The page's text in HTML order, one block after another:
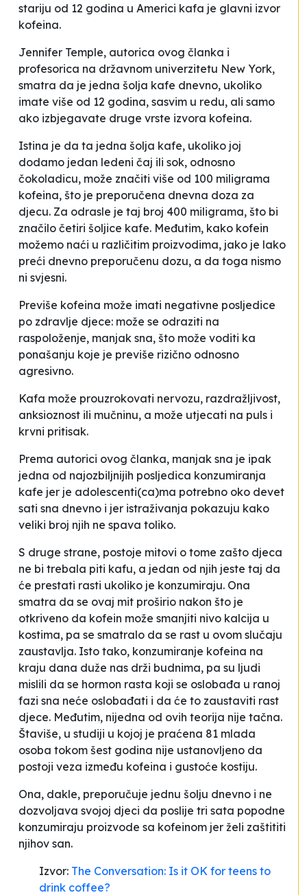
stariju od 12 godina u Americi kafa je glavni izvor
kofeina.
Jennifer Temple, autorica ovog članka i
profesorica na državnom univerzitetu New York,
smatra da je jedna šolja kafe dnevno, ukoliko
imate više od 12 godina, sasvim u redu, ali samo
ako izbjegavate druge vrste izvora kofeina.
Istina je da ta jedna šolja kafe, ukoliko joj
dodamo jedan ledeni čaj ili sok, odnosno
čokoladicu, može značiti više od 100 miligrama
kofeina, što je preporučena dnevna doza za
djecu. Za odrasle je taj broj 400 miligrama, što bi
značilo četiri šoljice kafe. Međutim, kako kofein
možemo naći u različitim proizvodima, jako je lako
preći dnevno preporučenu dozu, a da toga nismo
ni svjesni.
Previše kofeina može imati negativne posljedice
po zdravlje djece: može se odraziti na
raspoloženje, manjak sna, što može voditi ka
ponašanju koje je previše rizično odnosno
agresivno.
Kafa može prouzrokovati nervozu, razdražljivost,
anksioznost ili mučninu, a može utjecati na puls i
krvni pritisak.
Prema autorici ovog članka, manjak sna je ipak
jedna od najozbiljnijih posljedica konzumiranja
kafe jer je adolescenti(ca)ma potrebno oko devet
sati sna dnevno i jer istraživanja pokazuju kako
veliki broj njih ne spava toliko.
S druge strane, postoje mitovi o tome zašto djeca
ne bi trebala piti kafu, a jedan od njih jeste taj da
će prestati rasti ukoliko je konzumiraju. Ona
smatra da se ovaj mit proširio nakon što je
otkriveno da kofein može smanjiti nivo kalcija u
kostima, pa se smatralo da se rast u ovom slučaju
zaustavlja. Isto tako, konzumiranje kofeina na
kraju dana duže nas drži budnima, pa su ljudi
mislili da se hormon rasta koji se oslobađa u ranoj
fazi sna neće oslobađati i da će to zaustaviti rast
djece. Međutim, nijedna od ovih teorija nije tačna.
Štaviše, u studiji u kojoj je praćena 81 mlada
osoba tokom šest godina nije ustanovljeno da
postoji veza između kofeina i gustoće kostiju.
Ona, dakle, preporučuje jednu šolju dnevno i ne
dozvoljava svojoj djeci da poslije tri sata popodne
konzumiraju proizvode sa kofeinom jer želi zaštititi
njihov san.
Izvor: The Conversation: Is it OK for teens to
drink coffee?